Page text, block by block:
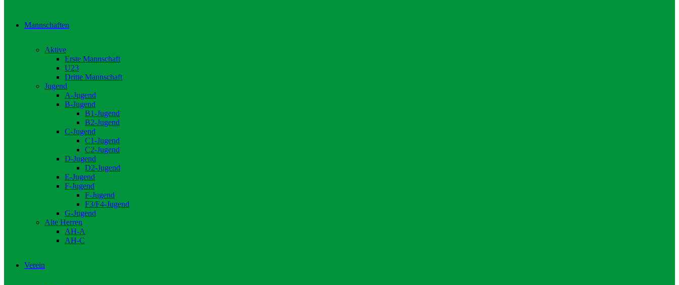
Mannschaften
Aktive
Erste Mannschaft
U23
Dritte Mannschaft
Jugend
A-Jugend
B-Jugend
B1-Jugend
B2-Jugend
C-Jugend
C1-Jugend
C2-Jugend
D-Jugend
D2-Jugend
E-Jugend
F-Jugend
F-Jugend
F3/F4-Jugend
G-Jugend
Alte Herren
AH-A
AH-C
Verein